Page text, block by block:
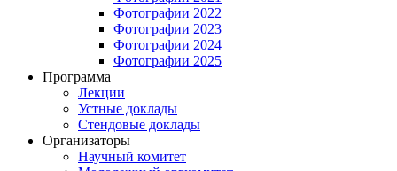
Фотографии 2022
Фотографии 2023
Фотографии 2024
Фотографии 2025
Программа
Лекции
Устные доклады
Стендовые доклады
Организаторы
Научный комитет